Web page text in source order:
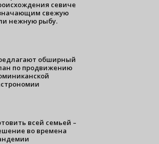
севиче
свежую
нежную рыбу.
обширный
по продвижению
всей семьей –
во времена